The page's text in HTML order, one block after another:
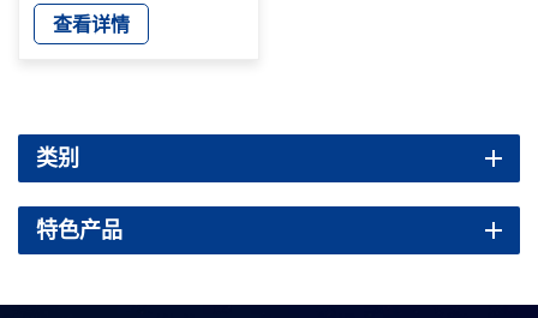
查看详情
类别
特色产品